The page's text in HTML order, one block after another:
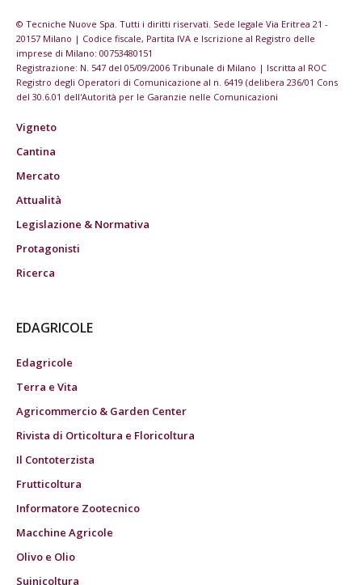
© Tecniche Nuove Spa. Tutti i diritti riservati. Sede legale Via Eritrea 21 -
20157 Milano | Codice fiscale, Partita IVA e Iscrizione al Registro delle
imprese di Milano: 00753480151
Registrazione: N. 547 del 05/09/2006 Tribunale di Milano | Iscritta al ROC
Registro degli Operatori di Comunicazione al n. 6419 (delibera 236/01 Cons
del 30.6.01 dell'Autorità per le Garanzie nelle Comunicazioni
Vigneto
Cantina
Mercato
Attualità
Legislazione & Normativa
Protagonisti
Ricerca
EDAGRICOLE
Edagricole
Terra e Vita
Agricommercio & Garden Center
Rivista di Orticoltura e Floricoltura
Il Contoterzista
Frutticoltura
Informatore Zootecnico
Macchine Agricole
Olivo e Olio
Suinicoltura